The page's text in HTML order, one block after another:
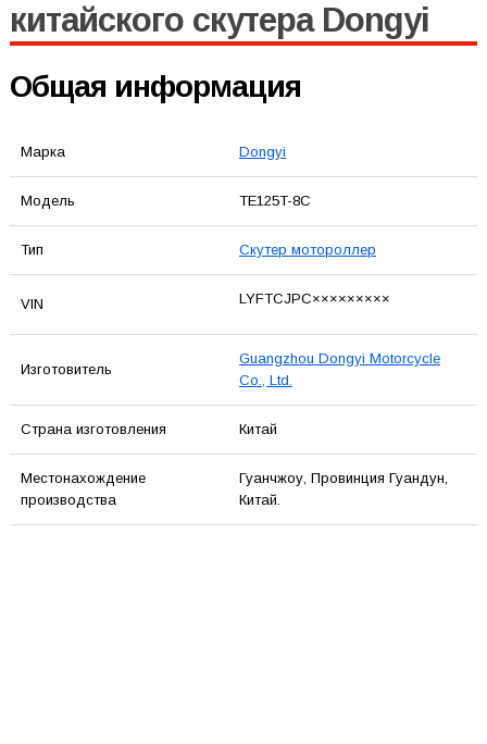
китайского скутера Dongyi
Общая информация
Марка Dongyi
Модель TE125T-8C
Тип Скутер мотороллер
VIN LYFTCJPC×××××××××
Изготовитель
Guangzhou Dongyi Motorcycle
Co., Ltd.
Страна изготовления Китай
Местонахождение
производства
Гуанчжоу, Провинция Гуандун,
Китай.